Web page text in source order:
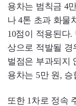
용차는 범칙금 4
나 4톤 초과 화물
10점이 적용된다
상으로 적발될 경
벌점은 부과되지
용차는 5만 원,
또한 1차로 정속